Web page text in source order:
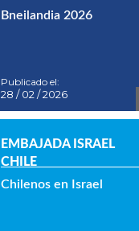
Publicado el:
28 / 02 / 2026
EMBAJADA ISRAEL